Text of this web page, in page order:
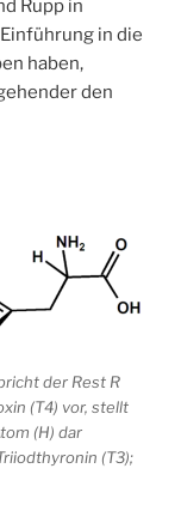
Rupp in
in die
haben,
den
der Rest R
(T4) vor, stellt
(H) dar
(T3);